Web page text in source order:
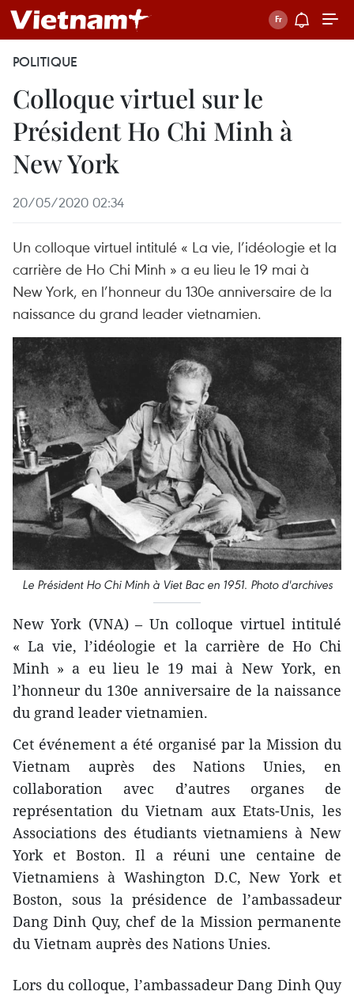
POLITIQUE
Colloque virtuel sur le
Président Ho Chi Minh à
New York
20/05/2020 02:34
Un colloque virtuel intitulé « La vie, l’idéologie et la
carrière de Ho Chi Minh » a eu lieu le 19 mai à
New York, en l’honneur du 130e anniversaire de la
naissance du grand leader vietnamien.
Le Président Ho Chi Minh à Viet Bac en 1951. Photo d'archives
New York (VNA) – Un colloque virtuel intitulé
« La vie, l’idéologie et la carrière de Ho Chi
Minh » a eu lieu le 19 mai à New York, en
l’honneur du 130e anniversaire de la naissance
du grand leader vietnamien.
Cet événement a été organisé par la Mission du
Vietnam auprès des Nations Unies, en
collaboration avec d’autres organes de
représentation du Vietnam aux Etats-Unis, les
Associations des étudiants vietnamiens à New
York et Boston. Il a réuni une centaine de
Vietnamiens à Washington D.C, New York et
Boston, sous la présidence de l’ambassadeur
Dang Dinh Quy, chef de la Mission permanente
du Vietnam auprès des Nations Unies.
Lors du colloque, l’ambassadeur Dang Dinh Quy